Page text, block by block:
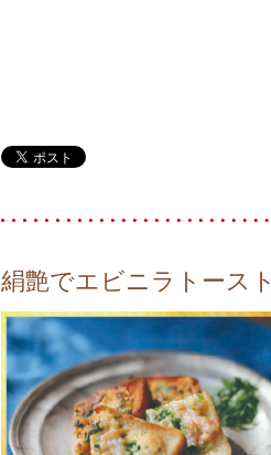
絹艶でエビニラトースト